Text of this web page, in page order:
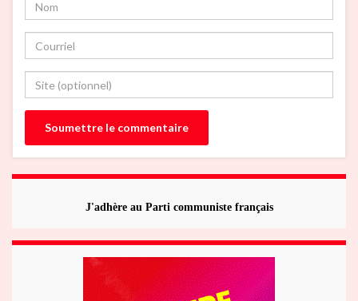
J'adhère au Parti communiste français